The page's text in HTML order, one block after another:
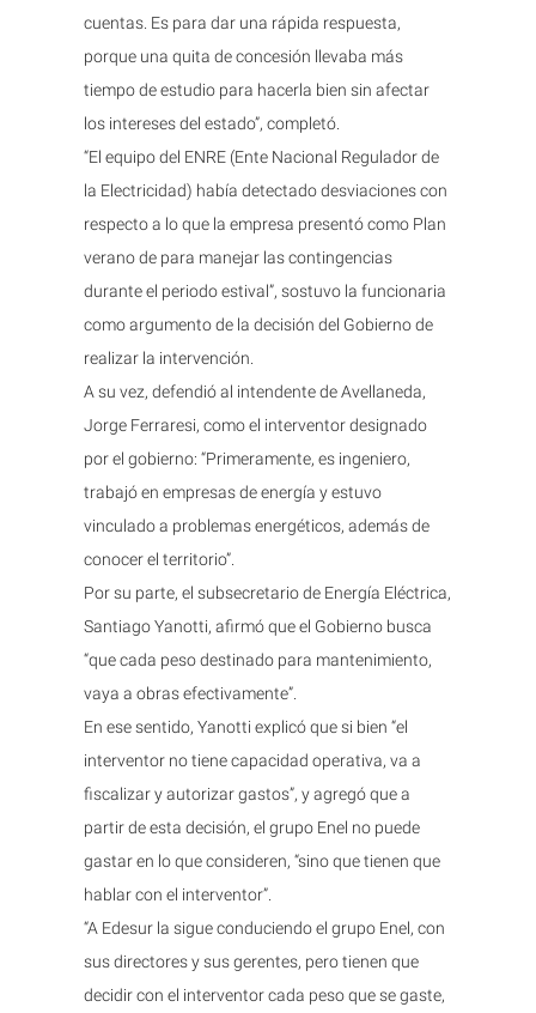
cuentas. Es para dar una rápida respuesta,
porque una quita de concesión llevaba más
tiempo de estudio para hacerla bien sin afectar
los intereses del estado”, completó.
“El equipo del ENRE (Ente Nacional Regulador de
la Electricidad) había detectado desviaciones con
respecto a lo que la empresa presentó como Plan
verano de para manejar las contingencias
durante el periodo estival”, sostuvo la funcionaria
como argumento de la decisión del Gobierno de
realizar la intervención.
A su vez, defendió al intendente de Avellaneda,
Jorge Ferraresi, como el interventor designado
por el gobierno: “Primeramente, es ingeniero,
trabajó en empresas de energía y estuvo
vinculado a problemas energéticos, además de
conocer el territorio”.
Por su parte, el subsecretario de Energía Eléctrica,
Santiago Yanotti, afirmó que el Gobierno busca
“que cada peso destinado para mantenimiento,
vaya a obras efectivamente”.
En ese sentido, Yanotti explicó que si bien “el
interventor no tiene capacidad operativa, va a
fiscalizar y autorizar gastos”, y agregó que a
partir de esta decisión, el grupo Enel no puede
gastar en lo que consideren, “sino que tienen que
hablar con el interventor”.
“A Edesur la sigue conduciendo el grupo Enel, con
sus directores y sus gerentes, pero tienen que
decidir con el interventor cada peso que se gaste,